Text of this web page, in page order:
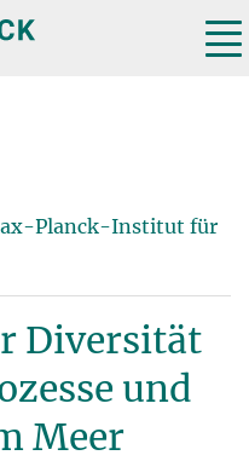
Planck-Institut für
Diversität
und
Meer